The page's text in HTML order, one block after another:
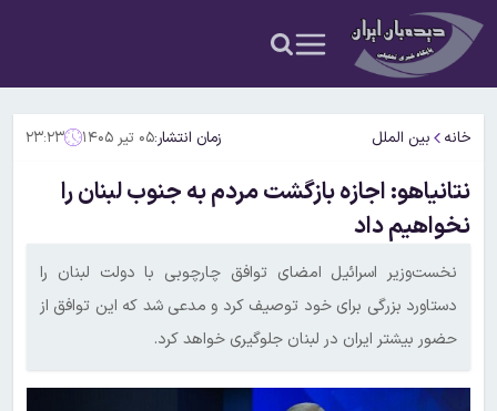
خانه بین الملل زمان انتشار:۰۵ تیر ۱۴۰۵ ۲۳:۲۳
نتانیاهو: اجازه بازگشت مردم به جنوب لبنان را
نخواهیم داد
نخست‌وزیر اسرائیل امضای توافق چارچوبی با دولت لبنان را
دستاورد بزرگی برای خود توصیف کرد و مدعی شد که این توافق از
حضور بیشتر ایران در لبنان جلوگیری خواهد کرد.